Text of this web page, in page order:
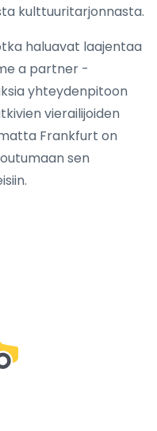
kulttuuritarjonnasta.
haluavat laajentaa
a partner -
yhteydenpitoon
vierailijoiden
Frankfurt on
sen